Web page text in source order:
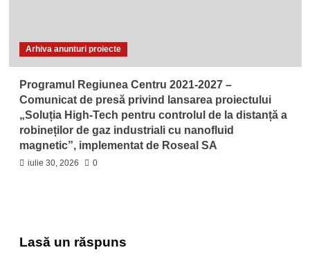
Arhiva anunturi proiecte
Programul Regiunea Centru 2021-2027 –
Comunicat de presă privind lansarea proiectului
„Soluția High‑Tech pentru controlul de la distanță a
robineților de gaz industriali cu nanofluid
magnetic”, implementat de Roseal SA
iulie 30, 2026 0
Lasă un răspuns